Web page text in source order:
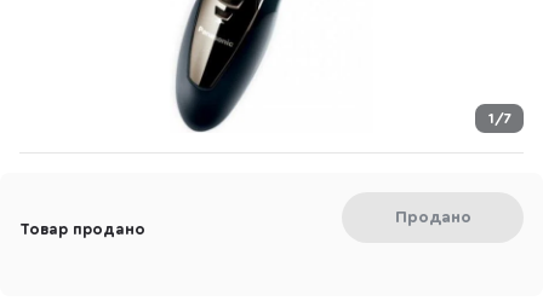
1/7
Товар продано
Продано